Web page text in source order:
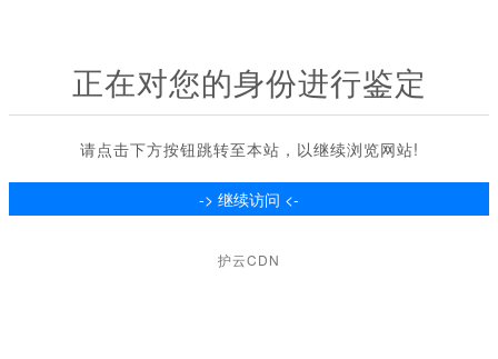
正在对您的身份进行鉴定
请点击下方按钮跳转至本站，以继续浏览网站!
护云CDN